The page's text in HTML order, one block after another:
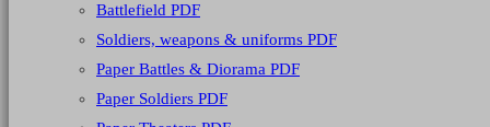
Battlefield PDF
Soldiers, weapons & uniforms PDF
Paper Battles & Diorama PDF
Paper Soldiers PDF